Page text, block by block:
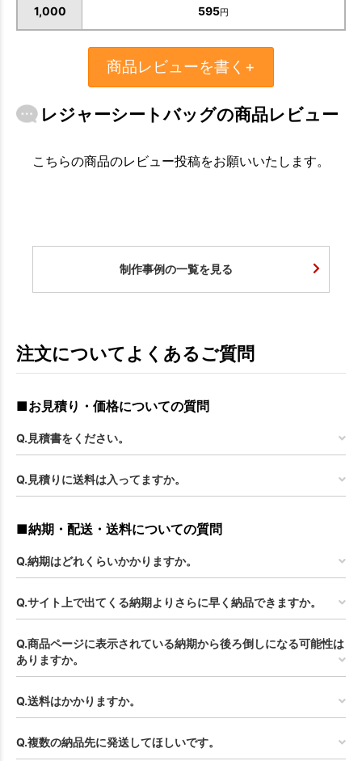
1,000 595円
商品レビューを書く+
レジャーシートバッグの商品レビュー
こちらの商品のレビュー投稿をお願いいたします。
制作事例の一覧を見る
注文についてよくあるご質問
■お見積り・価格についての質問
Q.見積書をください。
Q.見積りに送料は入ってますか。
■納期・配送・送料についての質問
Q.納期はどれくらいかかりますか。
Q.サイト上で出てくる納期よりさらに早く納品できますか。
Q.商品ページに表示されている納期から後ろ倒しになる可能性は
ありますか。
Q.送料はかかりますか。
Q.複数の納品先に発送してほしいです。